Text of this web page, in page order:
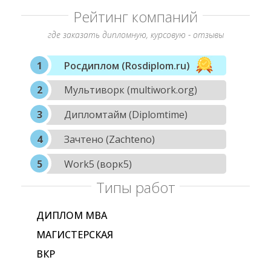
Рейтинг компаний
где заказать дипломную, курсовую - отзывы
Росдиплом (Rosdiplom.ru)
Мультиворк (multiwork.org)
Дипломтайм (Diplomtime)
Зачтено (Zachteno)
Work5 (ворк5)
Типы работ
ДИПЛОМ МВА
МАГИСТЕРСКАЯ
ВКР